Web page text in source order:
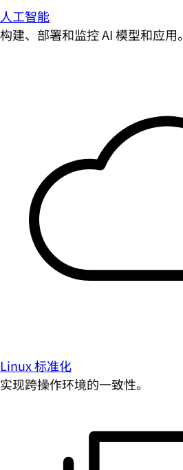
人工智能
构建、部署和监控 AI 模型和应用。
Linux 标准化
实现跨操作环境的一致性。